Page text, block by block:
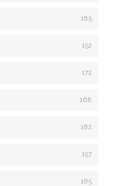
185
152
172
168
182
157
165